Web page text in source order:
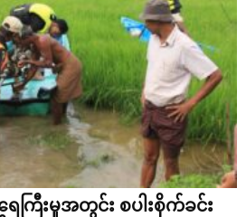
ကြီးမှုအတွင်း စပါးစိုက်ခင်း